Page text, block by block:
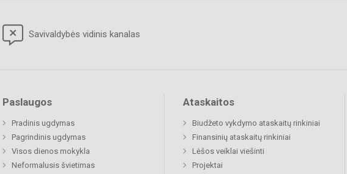
Savivaldybės vidinis kanalas
Paslaugos
Pradinis ugdymas
Pagrindinis ugdymas
Visos dienos mokykla
Neformalusis švietimas
Ataskaitos
Biudžeto vykdymo ataskaitų rinkiniai
Finansinių ataskaitų rinkiniai
Lėšos veiklai viešinti
Projektai